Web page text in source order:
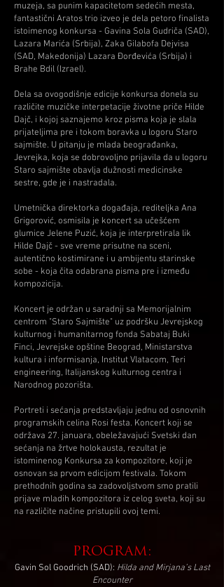
muzeja, sa punim kapacitetom sedećih mesta,
fantastični Aratos trio izveo je dela petoro finalista
istoimenog konkursa - Gavina Sola Gudriča (SAD),
Lazara Marića (Srbija), Zaka Gilabofa Dejvisa
(SAD, Makedonija) Lazara Đorđevića (Srbija) i
Brahe Bdil (Izrael).
Dela sa ovogodišnje edicije konkursa donela su
različite muzičke interpetacije životne priče Hilde
Dajč, i kojoj saznajemo kroz pisma koja je slala
prijateljima pre i tokom boravka u logoru Staro
sajmište. U pitanju je mlada beograđanka,
Jevrejka, koja se dobrovoljno prijavila da u logoru
Staro sajmište obavlja dužnosti medicinske
sestre, gde je i nastradala.
Umetnička direktorka događaja, rediteljka Ana
Grigorović, osmisila je koncert sa učešćem
glumice Jelene Puzić, koja je interpretirala lik
Hilde Dajč - sve vreme prisutne na sceni,
autentično kostimirane i u ambijentu starinske
sobe - koja čita odabrana pisma pre i između
kompozicija.
Koncert je održan u saradnji sa Memorijalnim
centrom "Staro Sajmište" uz podršku Jevrejskog
kulturnog i humanitarnog fonda Sabataj Buki
Finci, Jevrejske opštine Beograd, Ministarstva
kultura i informisanja, Institut Vlatacom, Teri
engineering, Italijanskog kulturnog centra i
Narodnog pozorišta.
Portreti i sećanja predstavljaju jednu od osnovnih
programskih celina Rosi festa. Koncert koji se
održava 27. januara, obeležavajući Svetski dan
sećanja na žrtve holokausta, rezultat je
istominenog Konkursa za kompozitore, koji je
osnovan sa prvom edicijom festivala. Tokom
prethodnih godina sa zadovoljstvom smo pratili
prijave mladih kompozitora iz celog sveta, koji su
na različite načine pristupili ovoj temi.
PROGRAM:
Gavin Sol Goodrich (SAD): Hilda and Mirjana’s Last
Encounter